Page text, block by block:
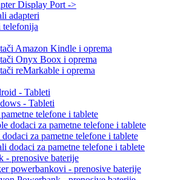
Display Port ->
adapteri
Amazon Kindle i oprema
Onyx Boox i oprema
reMarkable i oprema
- Tableti
- Tableti
telefone i tablete
dodaci za pametne telefone i tablete
dodaci za pametne telefone i tablete
dodaci za pametne telefone i tablete
- prenosive baterije
powerbankovi - prenosive baterije